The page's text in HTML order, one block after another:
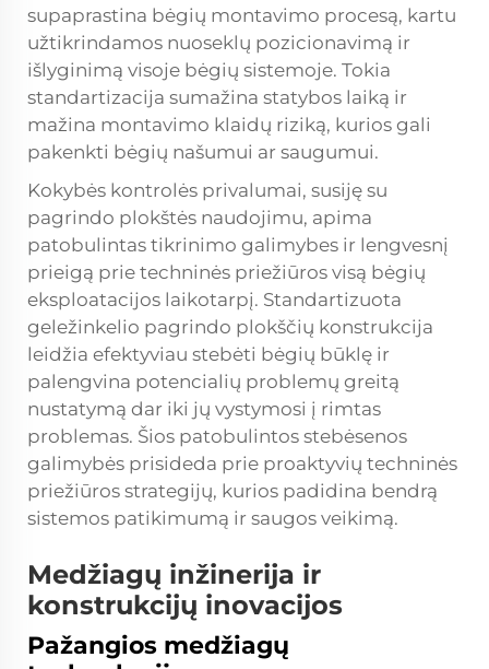
supaprastina bėgių montavimo procesą, kartu
užtikrindamos nuoseklų pozicionavimą ir
išlyginimą visoje bėgių sistemoje. Tokia
standartizacija sumažina statybos laiką ir
mažina montavimo klaidų riziką, kurios gali
pakenkti bėgių našumui ar saugumui.
Kokybės kontrolės privalumai, susiję su
pagrindo plokštės naudojimu, apima
patobulintas tikrinimo galimybes ir lengvesnį
prieigą prie techninės priežiūros visą bėgių
eksploatacijos laikotarpį. Standartizuota
geležinkelio pagrindo plokščių konstrukcija
leidžia efektyviau stebėti bėgių būklę ir
palengvina potencialių problemų greitą
nustatymą dar iki jų vystymosi į rimtas
problemas. Šios patobulintos stebėsenos
galimybės prisideda prie proaktyvių techninės
priežiūros strategijų, kurios padidina bendrą
sistemos patikimumą ir saugos veikimą.
Medžiagų inžinerija ir
konstrukcijų inovacijos
Pažangios medžiagų